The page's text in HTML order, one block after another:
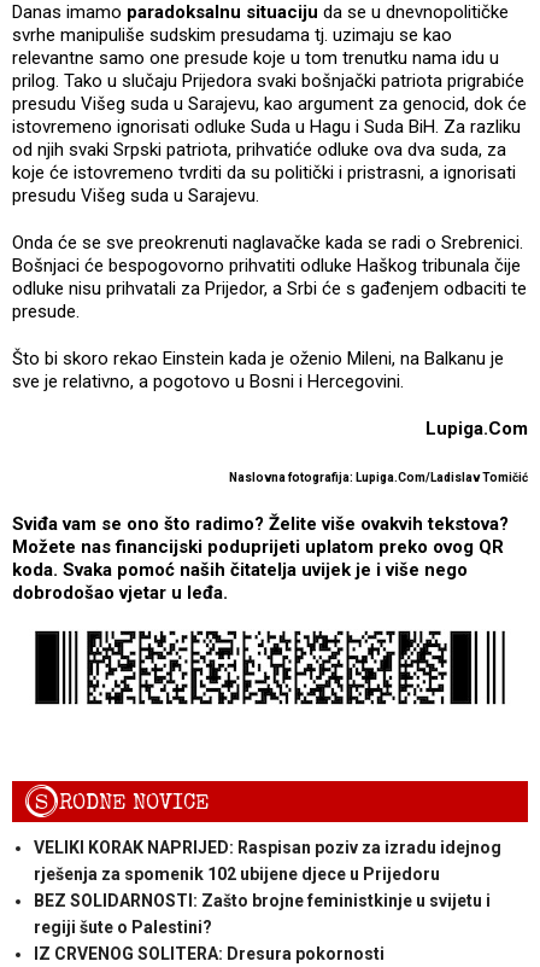
Danas imamo paradoksalnu situaciju da se u dnevnopolitičke
svrhe manipuliše sudskim presudama tj. uzimaju se kao
relevantne samo one presude koje u tom trenutku nama idu u
prilog. Tako u slučaju Prijedora svaki bošnjački patriota prigrabiće
presudu Višeg suda u Sarajevu, kao argument za genocid, dok će
istovremeno ignorisati odluke Suda u Hagu i Suda BiH. Za razliku
od njih svaki Srpski patriota, prihvatiće odluke ova dva suda, za
koje će istovremeno tvrditi da su politički i pristrasni, a ignorisati
presudu Višeg suda u Sarajevu.
Onda će se sve preokrenuti naglavačke kada se radi o Srebrenici.
Bošnjaci će bespogovorno prihvatiti odluke Haškog tribunala čije
odluke nisu prihvatali za Prijedor, a Srbi će s gađenjem odbaciti te
presude.
Što bi skoro rekao Einstein kada je oženio Mileni, na Balkanu je
sve je relativno, a pogotovo u Bosni i Hercegovini.
Lupiga.Com
Naslovna fotografija: Lupiga.Com/Ladislav Tomičić
Sviđa vam se ono što radimo? Želite više ovakvih tekstova?
Možete nas financijski poduprijeti uplatom preko ovog QR
koda. Svaka pomoć naših čitatelja uvijek je i više nego
dobrodošao vjetar u leđa.
SRODNE NOVICE
VELIKI KORAK NAPRIJED: Raspisan poziv za izradu idejnog
rješenja za spomenik 102 ubijene djece u Prijedoru
BEZ SOLIDARNOSTI: Zašto brojne feministkinje u svijetu i
regiji šute o Palestini?
IZ CRVENOG SOLITERA: Dresura pokornosti